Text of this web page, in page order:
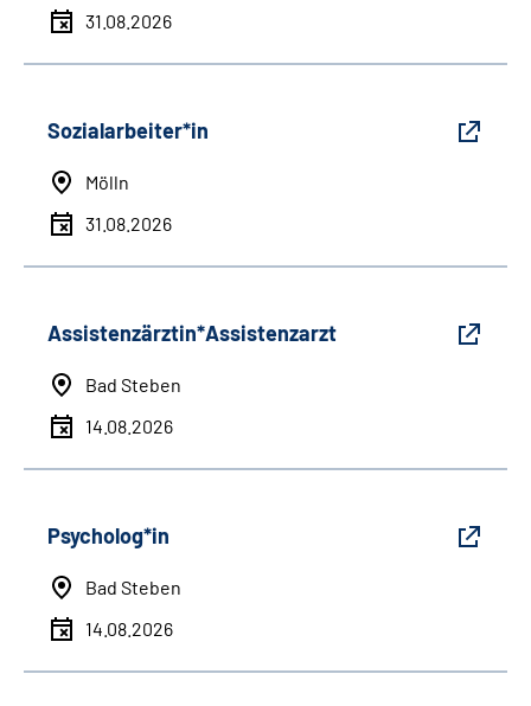
31.08.2026
Sozialarbeiter*in
Mölln
31.08.2026
Assistenzärztin*Assistenzarzt
Bad Steben
14.08.2026
Psycholog*in
Bad Steben
14.08.2026